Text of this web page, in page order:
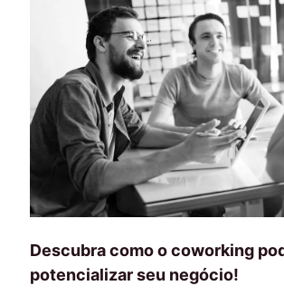
Descubra como o coworking
potencializar seu negócio!